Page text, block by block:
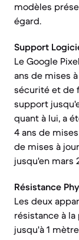
modèles
égard.
Support
Le Google
ans de mises
sécurité et de
support
quant à lui, a
4 ans de
de mises à
jusqu'en mars
Résistance
Les deux
résistance à
jusqu'à 1